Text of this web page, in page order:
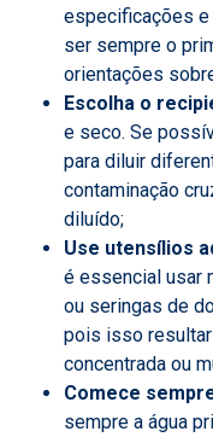
especificações e
ser sempre o
orientações
Escolha o
e seco. Se
para diluir
contaminação
diluído;
Use utensílios
é essencial usar
ou seringas de
pois isso
concentrada ou
Comece
sempre a água